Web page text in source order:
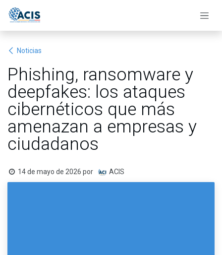
Noticias
Phishing, ransomware y
deepfakes: los ataques
cibernéticos que más
amenazan a empresas y
ciudadanos
14 de mayo de 2026 por ACIS